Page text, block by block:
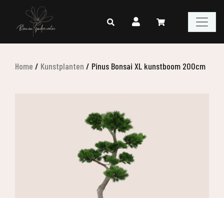
Home / Kunstplanten / Pinus Bonsai XL kunstboom 200cm